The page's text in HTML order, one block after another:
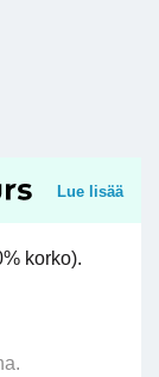
Lue lisää
korko).